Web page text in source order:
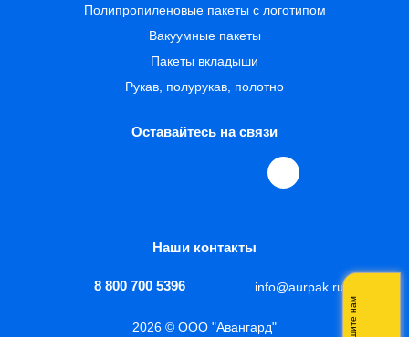
Полипропиленовые пакеты с логотипом
Вакуумные пакеты
Пакеты вкладыши
Рукав, полурукав, полотно
Оставайтесь на связи
Наши контакты
8 800 700 5396 info@aurpak.ru
2026 © ООО "Авангард"